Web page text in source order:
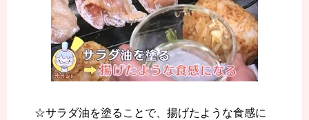
☆サラダ油を塗ることで、揚げたような食感に